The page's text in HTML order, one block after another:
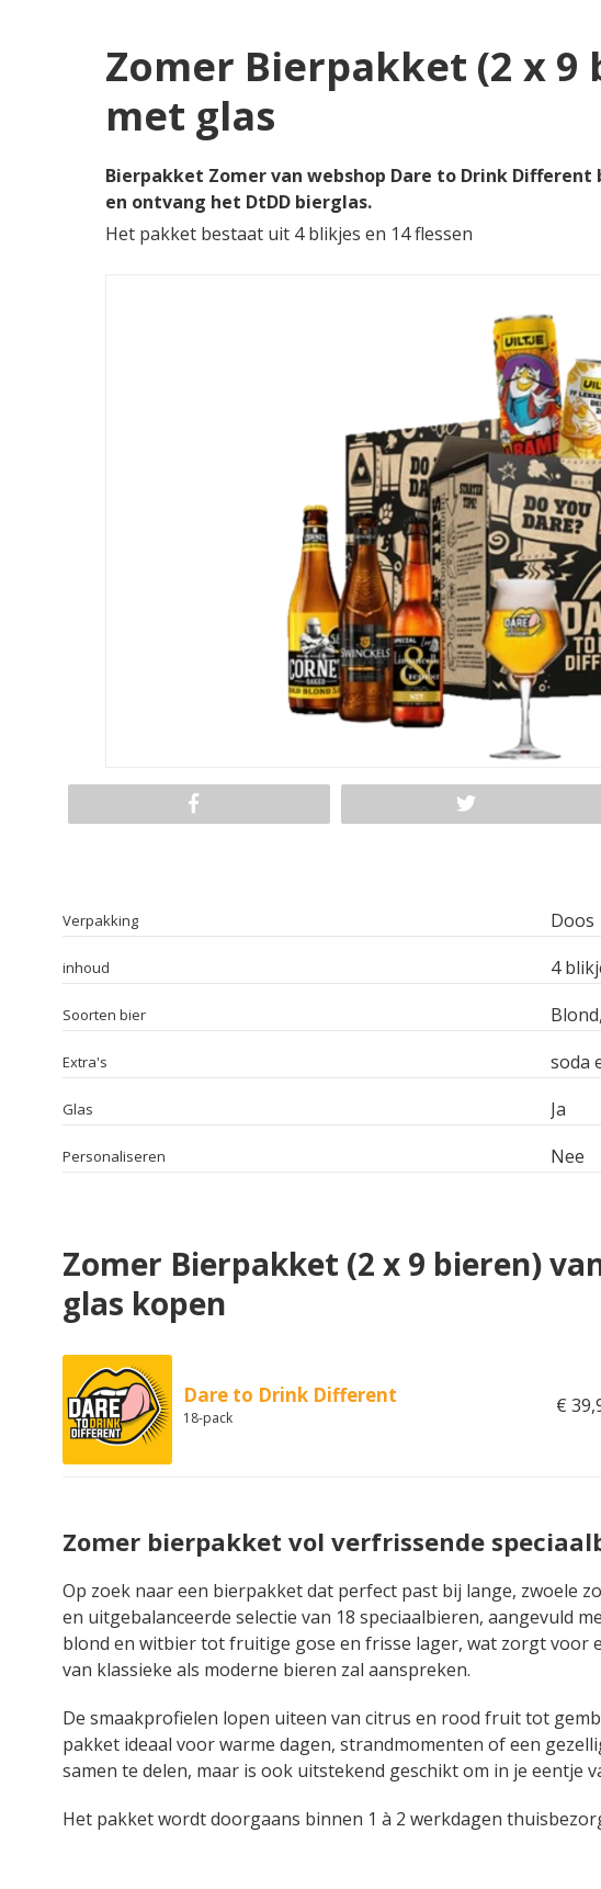
Zomer Bierpakket (2 x
met glas
Bierpakket Zomer van webshop Dare to Drink
en ontvang het DtDD bierglas.
Het pakket bestaat uit 4 blikjes en 14 flessen
Verpakking Doos
inhoud 4
Soorten bier
Extra's soda
Glas Ja
Personaliseren Nee
Zomer Bierpakket (2 x 9 bieren)
glas kopen
Dare to Drink Different
18-pack
€
Zomer bierpakket vol verfrissende
Op zoek naar een bierpakket dat perfect past bij lange, zwoele
en uitgebalanceerde selectie van 18 speciaalbieren, aangevuld
blond en witbier tot fruitige gose en frisse lager, wat zorgt voor
van klassieke als moderne bieren zal aanspreken.
De smaakprofielen lopen uiteen van citrus en rood fruit tot
pakket ideaal voor warme dagen, strandmomenten of een
samen te delen, maar is ook uitstekend geschikt om in je eentje
Het pakket wordt doorgaans binnen 1 à 2 werkdagen